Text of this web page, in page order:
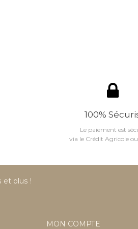
100%
Le paiement est
via le Crédit Agricole
et plus !
MON COMPTE